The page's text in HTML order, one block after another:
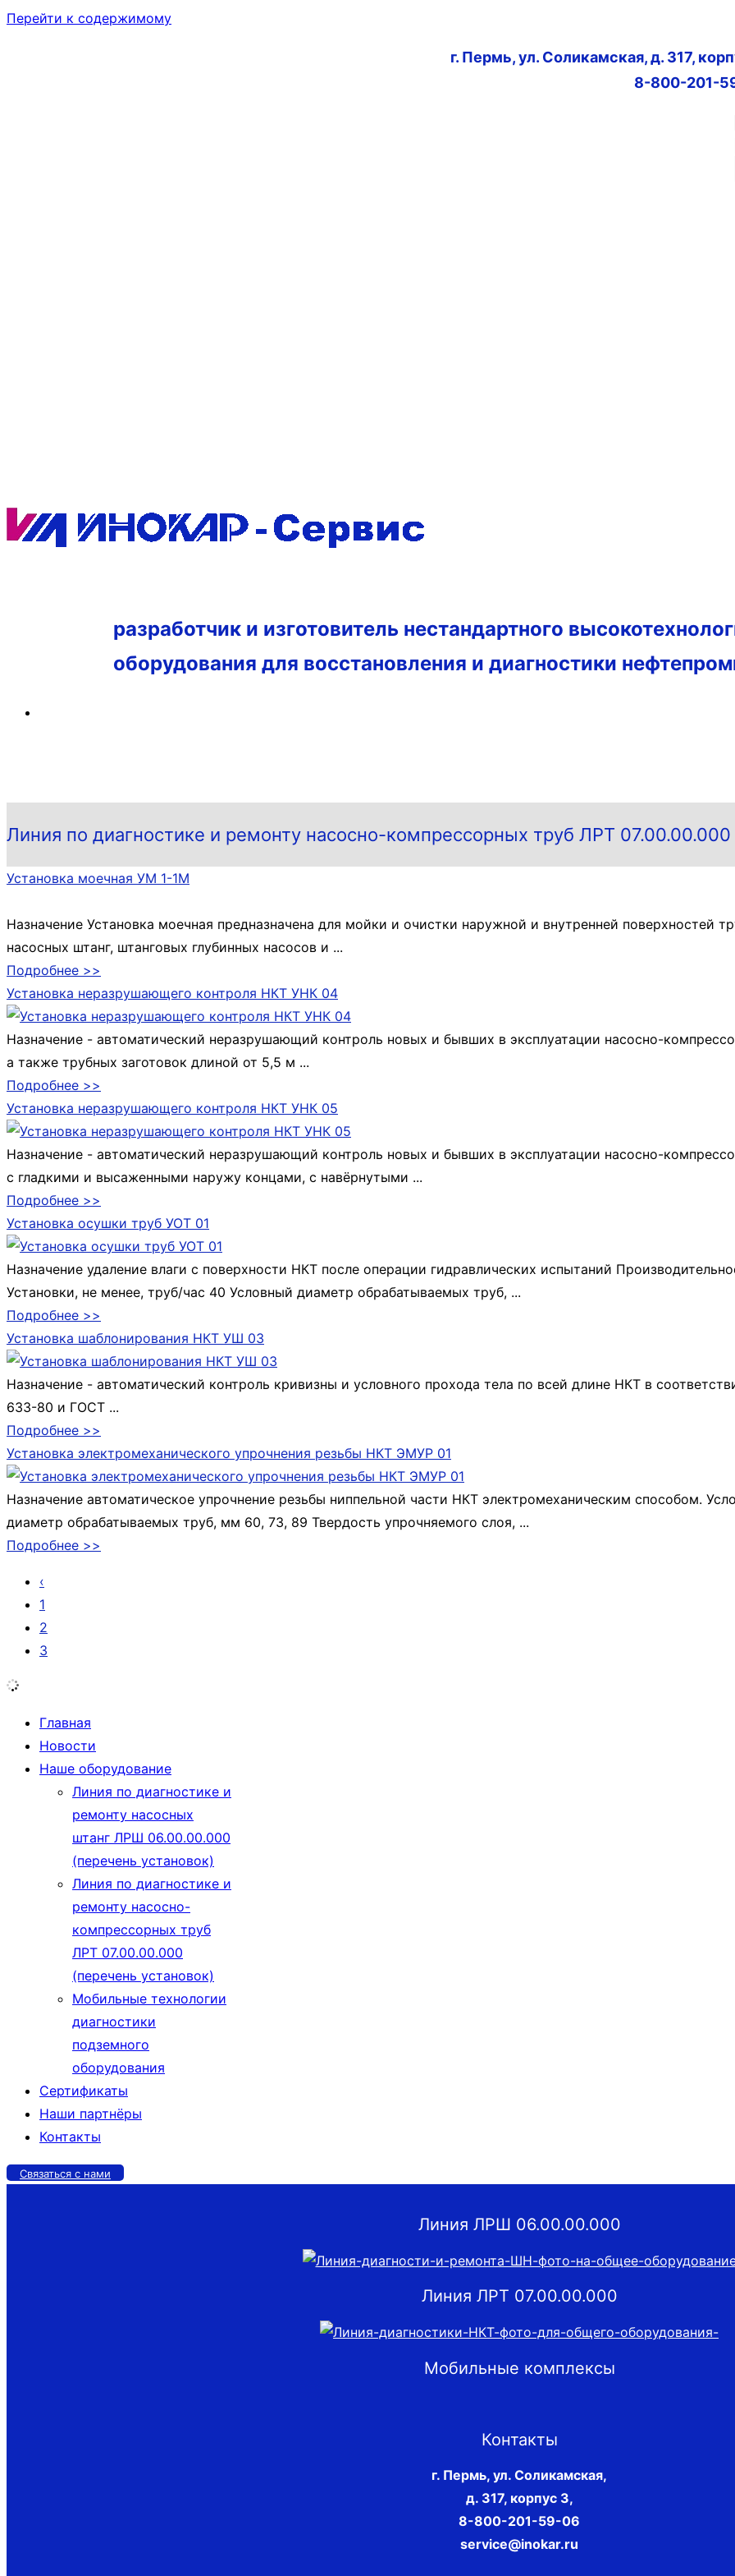
Перейти к содержимому
г. Пермь, ул. Соликамская, д. 317,
8-800-201-
разработчик и изготовитель нестандартного
оборудования для восстановления и диагностики
Линия по диагностике и ремонту насосно-компрессорных труб ЛРТ 07.00.00.000
Установка моечная УМ 1-1М
Назначение Установка моечная предназначена для мойки и очистки наружной и внутренней поверхностей
насосных штанг, штанговых глубинных насосов и ...
Подробнее >>
Установка неразрушающего контроля НКТ УНК 04
Назначение - автоматический неразрушающий контроль новых и бывших в эксплуатации насосно-
а также трубных заготовок длиной от 5,5 м ...
Подробнее >>
Установка неразрушающего контроля НКТ УНК 05
Назначение - автоматический неразрушающий контроль новых и бывших в эксплуатации насосно-
с гладкими и высаженными наружу концами, с навёрнутыми ...
Подробнее >>
Установка осушки труб УОТ 01
Назначение удаление влаги с поверхности НКТ после операции гидравлических испытаний
Установки, не менее, труб/час 40 Условный диаметр обрабатываемых труб, ...
Подробнее >>
Установка шаблонирования НКТ УШ 03
Назначение - автоматический контроль кривизны и условного прохода тела по всей длине НКТ в
633-80 и ГОСТ ...
Подробнее >>
Установка электромеханического упрочнения резьбы НКТ ЭМУР 01
Назначение автоматическое упрочнение резьбы ниппельной части НКТ электромеханическим способом.
диаметр обрабатываемых труб, мм 60, 73, 89 Твердость упрочняемого слоя, ...
Подробнее >>
‹
1
2
3
Главная
Новости
Наше оборудование
Линия по диагностике и
ремонту насосных
штанг ЛРШ 06.00.00.000
(перечень установок)
Линия по диагностике и
ремонту насосно-
компрессорных труб
ЛРТ 07.00.00.000
(перечень установок)
Мобильные технологии
диагностики
подземного
оборудования
Сертификаты
Наши партнёры
Контакты
Связаться с нами
Линия ЛРШ 06.00.00.000
Линия ЛРТ 07.00.00.000
Мобильные комплексы
Контакты
г. Пермь, ул. Соликамская,
д. 317, корпус 3,
8-800-201-59-06
service@inokar.ru